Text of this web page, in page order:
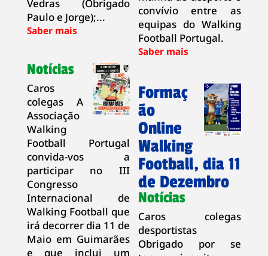
Vedras (Obrigado
Paulo e Jorge);...
Notícias
Caros
colegas A
Associação
Walking
Football Portugal
convida-vos a
participar no III
Congresso
Internacional de
Walking Football que
irá decorrer dia 11 de
Maio em Guimarães
e que inclui um
convívio entre as
equipas do Walking
Football Portugal.
Formaç
ão
Online
Walking
Football, dia 11
de Dezembro
Notícias
Caros colegas
desportistas
Obrigado por se